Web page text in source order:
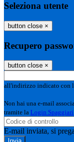
Seleziona utente
button close ×
Recupero
button close ×
all'indirizzo indicato con
Non hai una e-mail
tramite la Login Spaggiari
E-mail inviata, si